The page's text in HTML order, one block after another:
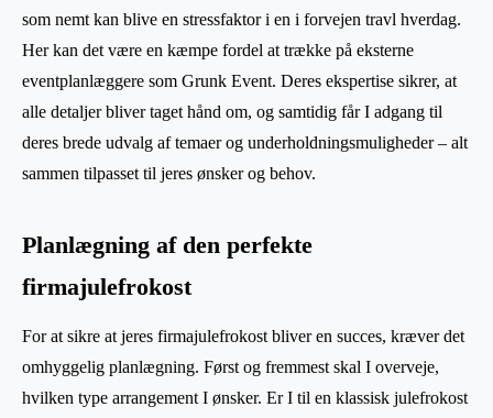
som nemt kan blive en stressfaktor i en i forvejen travl hverdag.
Her kan det være en kæmpe fordel at trække på eksterne
eventplanlæggere som Grunk Event. Deres ekspertise sikrer, at
alle detaljer bliver taget hånd om, og samtidig får I adgang til
deres brede udvalg af temaer og underholdningsmuligheder – alt
sammen tilpasset til jeres ønsker og behov.
Planlægning af den perfekte
firmajulefrokost
For at sikre at jeres firmajulefrokost bliver en succes, kræver det
omhyggelig planlægning. Først og fremmest skal I overveje,
hvilken type arrangement I ønsker. Er I til en klassisk julefrokost